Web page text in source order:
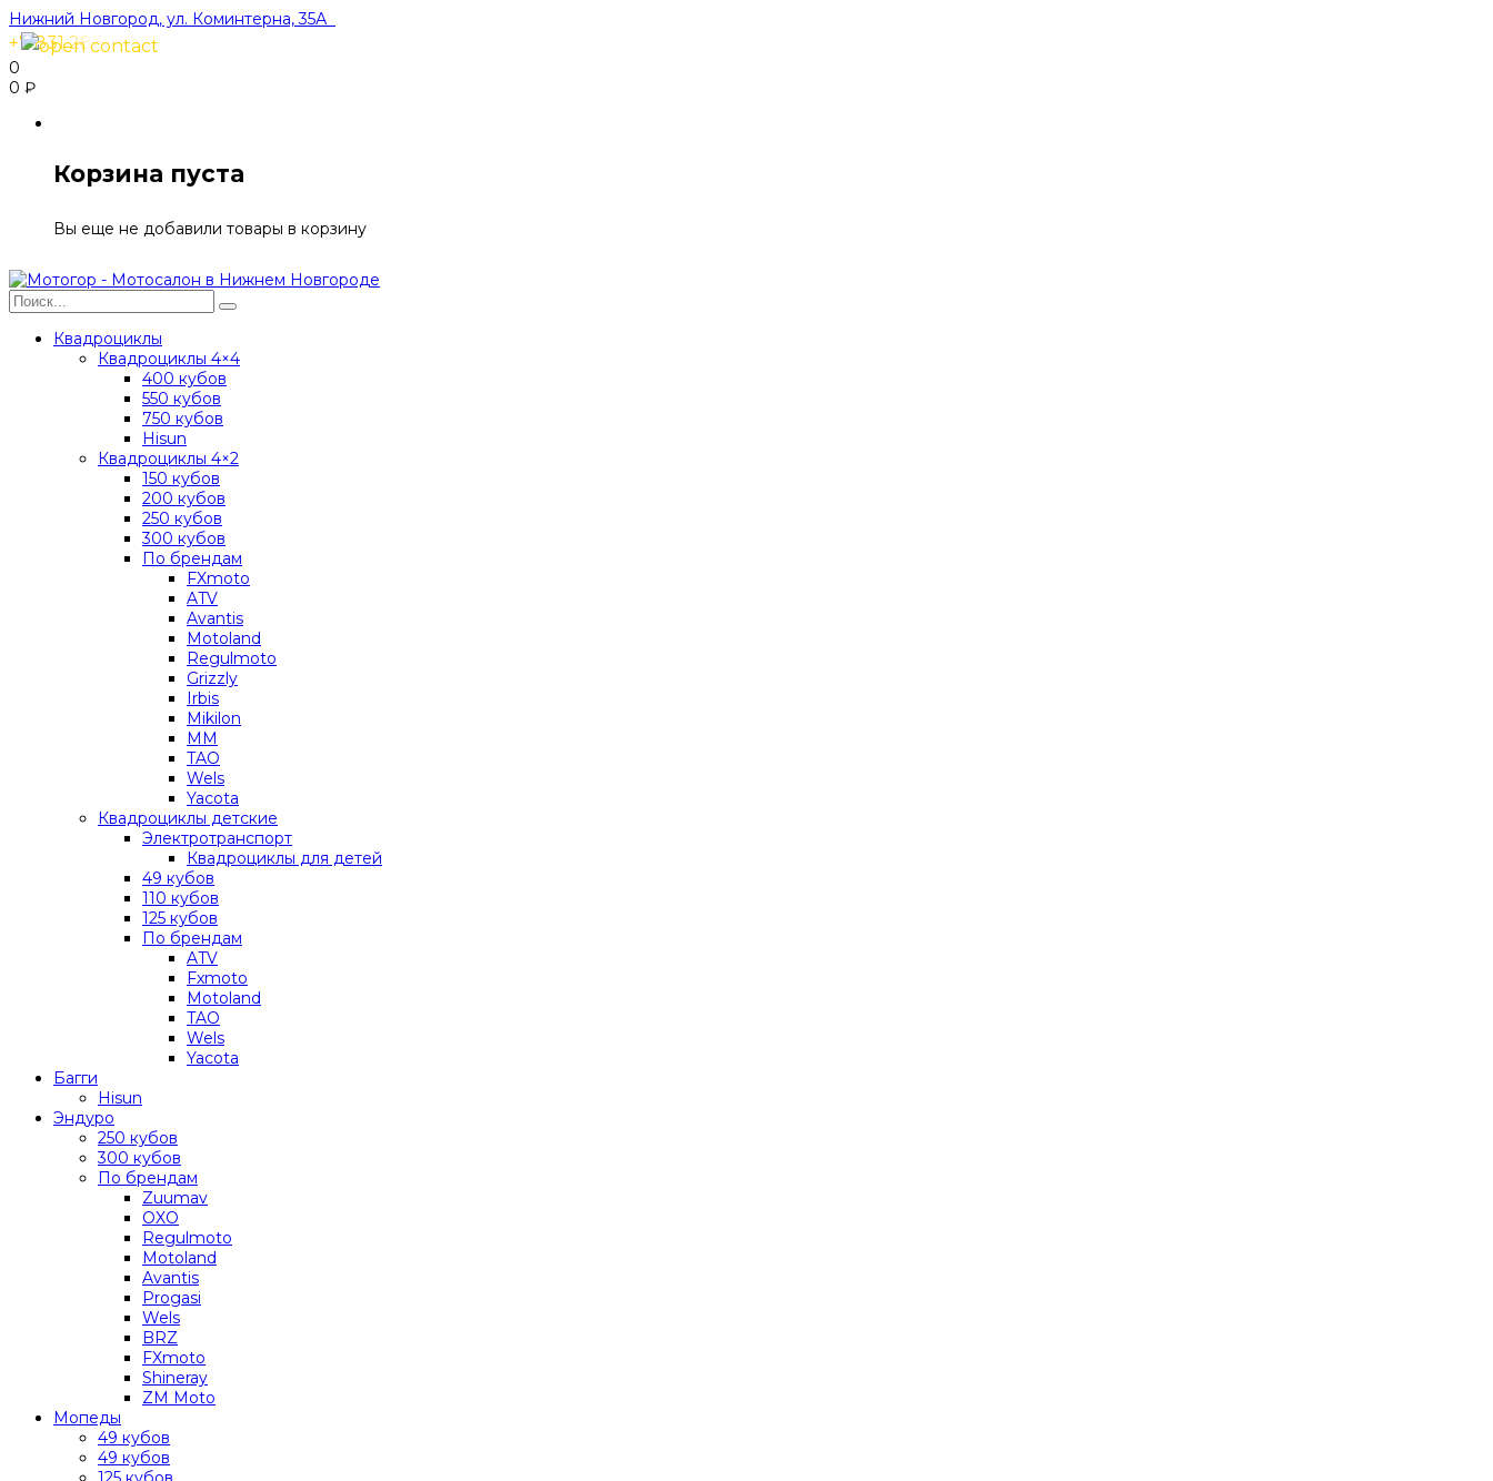
Нижний Новгород, ул. Коминтерна, 35А
+7 831 288-91-40
0
0 ₽
Корзина пуста
Вы еще не добавили товары в корзину
Квадроциклы
Квадроциклы 4×4
400 кубов
550 кубов
750 кубов
Hisun
Квадроциклы 4×2
150 кубов
200 кубов
250 кубов
300 кубов
По брендам
FXmoto
ATV
Avantis
Motoland
Regulmoto
Grizzly
Irbis
Mikilon
MM
TAO
Wels
Yacota
Квадроциклы детские
Электротранспорт
Квадроциклы для детей
49 кубов
110 кубов
125 кубов
По брендам
ATV
Fxmoto
Motoland
TAO
Wels
Yacota
Багги
Hisun
Эндуро
250 кубов
300 кубов
По брендам
Zuumav
OXO
Regulmoto
Motoland
Avantis
Progasi
Wels
BRZ
FXmoto
Shineray
ZM Moto
Мопеды
49 кубов
49 кубов